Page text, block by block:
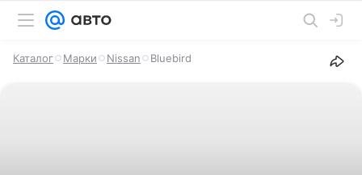
Каталог Марки Nissan Bluebird